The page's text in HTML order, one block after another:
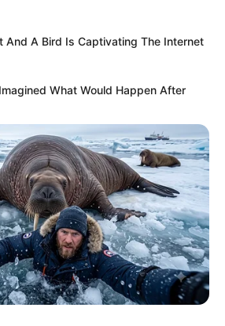
And A Bird Is Captivating The Internet
What Would Happen After